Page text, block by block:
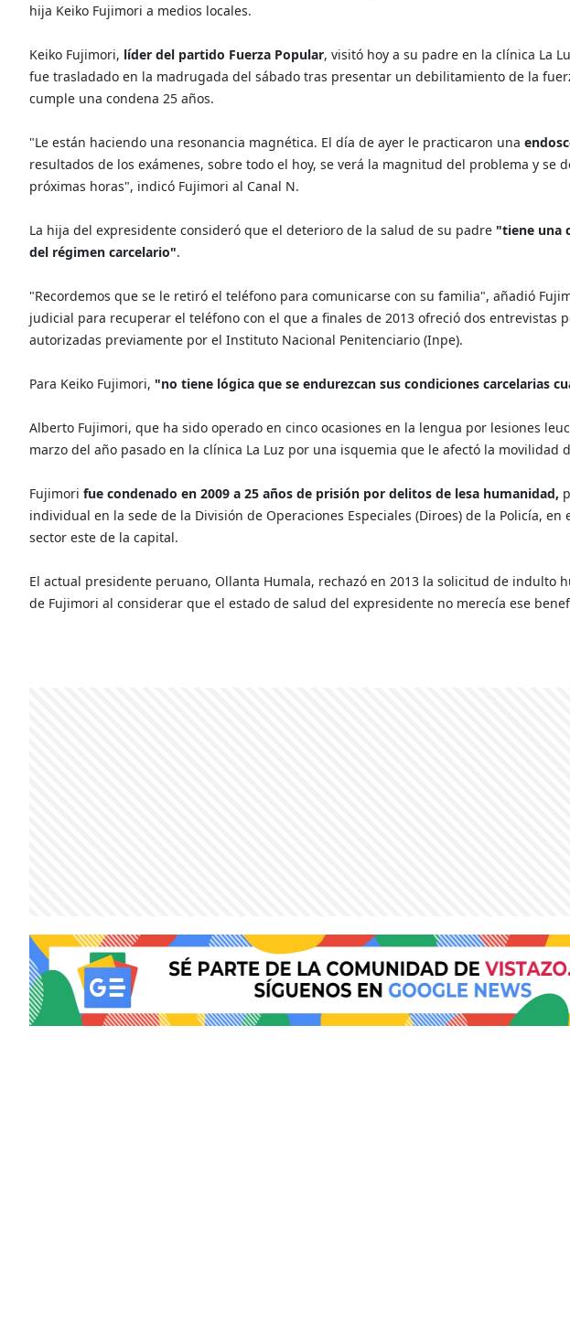
hija Keiko Fujimori a medios locales.
Keiko Fujimori, líder del partido Fuerza Popular, visitó hoy a su padre en la clínica La
fue trasladado en la madrugada del sábado tras presentar un debilitamiento de la
cumple una condena 25 años.
"Le están haciendo una resonancia magnética. El día de ayer le practicaron una
resultados de los exámenes, sobre todo el hoy, se verá la magnitud del problema y se
próximas horas", indicó Fujimori al Canal N.
La hija del expresidente consideró que el deterioro de la salud de su padre "tiene una
del régimen carcelario".
"Recordemos que se le retiró el teléfono para comunicarse con su familia", añadió
judicial para recuperar el teléfono con el que a finales de 2013 ofreció dos entrevistas
autorizadas previamente por el Instituto Nacional Penitenciario (Inpe).
Para Keiko Fujimori, "no tiene lógica que se endurezcan sus condiciones carcelarias
Alberto Fujimori, que ha sido operado en cinco ocasiones en la lengua por lesiones
marzo del año pasado en la clínica La Luz por una isquemia que le afectó la movilidad
Fujimori fue condenado en 2009 a 25 años de prisión por delitos de lesa humanidad,
individual en la sede de la División de Operaciones Especiales (Diroes) de la Policía,
sector este de la capital.
El actual presidente peruano, Ollanta Humala, rechazó en 2013 la solicitud de indulto
de Fujimori al considerar que el estado de salud del expresidente no merecía ese